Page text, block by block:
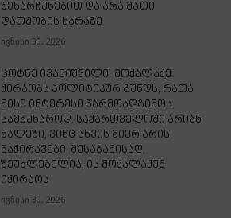
შენარჩუნებით და არა მათი
დათმობის ხარჯზე
ივნისი 30, 2026
ცოტნე ივანიშვილი: მოქალაქე
ქირაობს პოლიტიკურ გუნდს, რათა
მისი ინტერესი წარმოადგინოს,
სამწუხაროდ, საქართველოში არიან
ძალები, ვინც სხვის მიერ არის
ნაქირავები, შესაბამისად,
შეუძლებელია, ის მოქალაქემ
იქირაოს
ივნისი 30, 2026